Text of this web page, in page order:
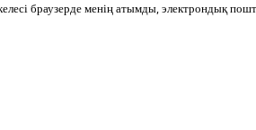
келесі браузерде менің атымды, электрондық